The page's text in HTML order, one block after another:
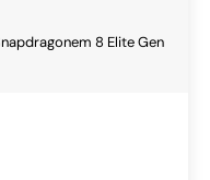
8 Elite Gen